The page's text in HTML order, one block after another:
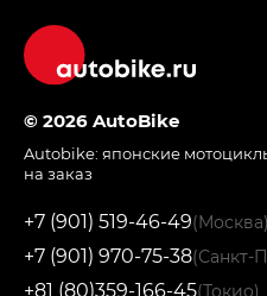
© 2026 AutoBike
Autobike: японские
на заказ
+7 (901) 519-46-49(Москва)
+7 (901) 970-75-38(Санкт-
+81 (80)359-166-45(Токио)